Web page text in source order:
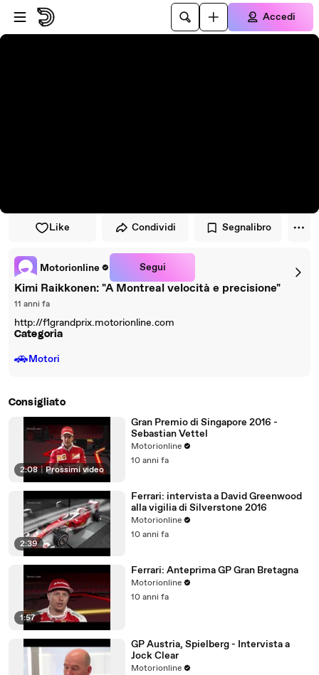
Vai al lettore
Passa al contenuto principale
Accedi
Like Condividi Segnalibro
Motorionline Segui
Kimi Raikkonen: "A Montreal velocità e precisione"
11 anni fa
http://f1grandprix.motorionline.com
Categoria
🚗Motori
Consigliato
2:08 | Prossimi video
Gran Premio di Singapore 2016 -
Sebastian Vettel
Motorionline
10 anni fa
2:39
Ferrari: intervista a David Greenwood
alla vigilia di Silverstone 2016
Motorionline
10 anni fa
1:57
Ferrari: Anteprima GP Gran Bretagna
Motorionline
10 anni fa
GP Austria, Spielberg - Intervista a
Jock Clear
Motorionline